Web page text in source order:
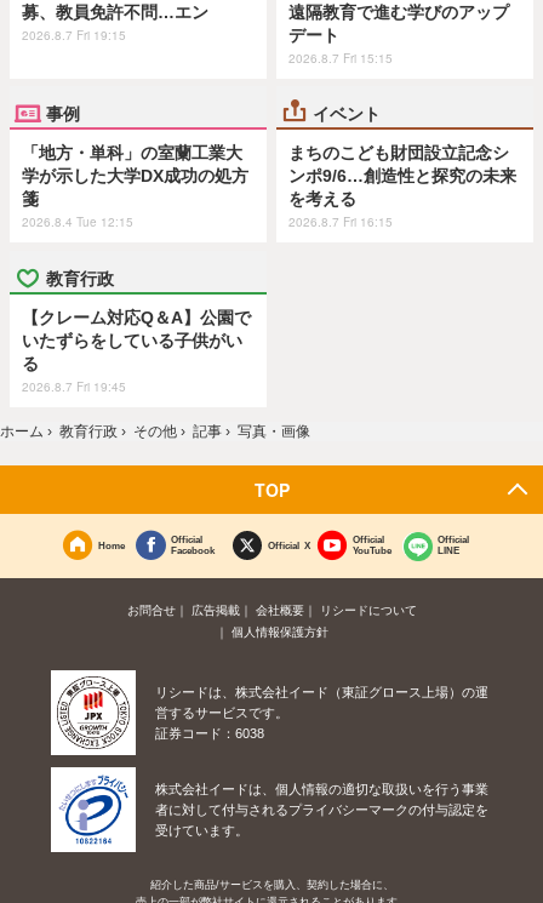
募、教員免許不問…エン
2026.8.7 Fri 19:15
遠隔教育で進む学びのアップ
デート
2026.8.7 Fri 15:15
事例
「地方・単科」の室蘭工業大
学が示した大学DX成功の処方
箋
2026.8.4 Tue 12:15
イベント
まちのこども財団設立記念シ
ンポ9/6…創造性と探究の未来
を考える
2026.8.7 Fri 16:15
教育行政
【クレーム対応Q＆A】公園で
いたずらをしている子供がい
る
2026.8.7 Fri 19:45
ホーム › 教育行政 › その他 › 記事 › 写真・画像
TOP
Home
Official
Facebook
Official X
Official
YouTube
Official
LINE
お問合せ 広告掲載 会社概要
リシードについて
個人情報保護方針
リシードは、株式会社イード（東証グロース上場）の運
営するサービスです。
証券コード：6038
株式会社イードは、個人情報の適切な取扱いを行う事業
者に対して付与されるプライバシーマークの付与認定を
受けています。
紹介した商品/サービスを購入、契約した場合に、